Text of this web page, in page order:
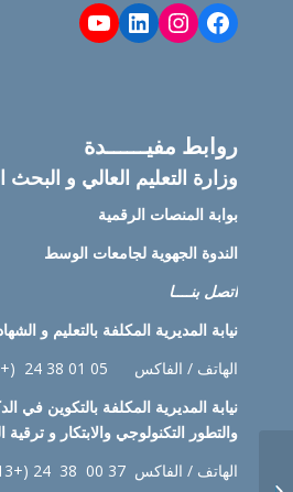
Facebook
Instagram
LinkedIn
YouTube
روابط مفيــــــدة
وزارة التعليم العالي و البحث
بوابة المنصات الرقمية
الندوة الجهوية لجامعات الوسط
اتصل بنــــا
نيابة المديرية المكلفة بالتعليم و
الهاتف / الفاكس 05 01 38 24 (+213)
نيابة المديرية المكلفة بالتكوين في
والتطور التكنولوجي والابتكار و ترقية
الهاتف / الفاكس 37 00 38 24 (+213)قبل عملية التدقيق مع